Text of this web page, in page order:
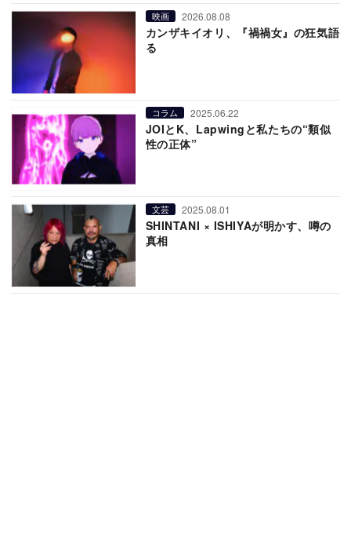
映画 2026.08.08
カンザキイオリ、『禍禍女』の狂気語
る
コラム 2025.06.22
JOIとK、Lapwingと私たちの“類似
性の正体”
文芸 2025.08.01
SHINTANI × ISHIYAが明かす、噂の
真相